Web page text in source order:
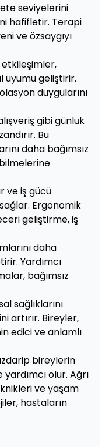
seviyelerini
hafifletir. Terapi
ve özsaygıyı
uyumu geliştirir.
duygularını
gibi günlük
Bu
daha bağımsız
ve iş gücü
Ergonomik
geliştirme, iş
daha
Yardımcı
bağımsız
sağlıklarını
artırır. Bireyler,
edici ve anlamlı
bireylerin
olur. Ağrı
ve yaşam
hastaların